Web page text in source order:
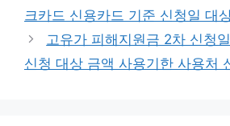
크카드 신용카드 기준 신청일 대
고유가 피해지원금 2차 신청
신청 대상 금액 사용기한 사용처